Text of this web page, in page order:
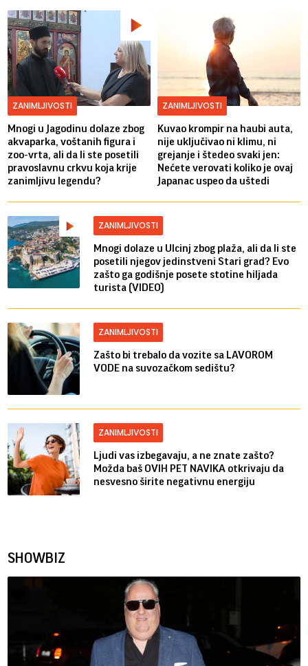
ZANIMLJIVOSTI
Mnogi u Jagodinu dolaze zbog
akvaparka, voštanih figura i
zoo-vrta, ali da li ste posetili
pravoslavnu crkvu koja krije
zanimljivu legendu?
ZANIMLJIVOSTI
Kuvao krompir na haubi auta,
nije uključivao ni klimu, ni
grejanje i štedeo svaki jen:
Nećete verovati koliko je ovaj
Japanac uspeo da uštedi
ZANIMLJIVOSTI
Mnogi dolaze u Ulcinj zbog plaža, ali da li ste
posetili njegov jedinstveni Stari grad? Evo
zašto ga godišnje posete stotine hiljada
turista (VIDEO)
ZANIMLJIVOSTI
Zašto bi trebalo da vozite sa LAVOROM
VODE na suvozačkom sedištu?
ZANIMLJIVOSTI
Ljudi vas izbegavaju, a ne znate zašto?
Možda baš OVIH PET NAVIKA otkrivaju da
nesvesno širite negativnu energiju
SHOWBIZ